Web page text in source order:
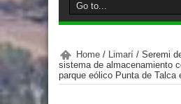
Home / Limarí / Seremi
sistema de almacenamiento
parque eólico Punta de Talca